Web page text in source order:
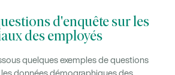
d'enquête sur les
des employés
quelques exemples de questions